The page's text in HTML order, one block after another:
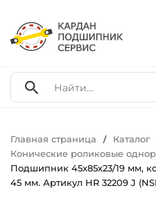
Главная страница / Каталог
Конические роликовые
Подшипник 45х85х23/19 мм,
45 мм. Артикул HR 32209 J